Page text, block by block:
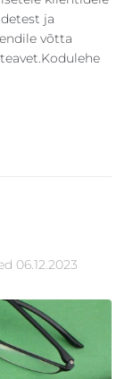
ja
võtta
06.12.2023